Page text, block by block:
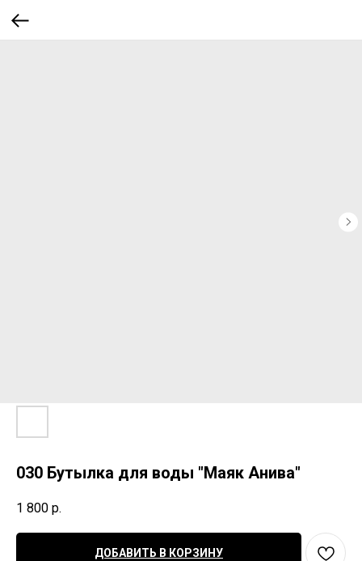
030 Бутылка для воды "Маяк Анива"
1 800 р.
ДОБАВИТЬ В КОРЗИНУ